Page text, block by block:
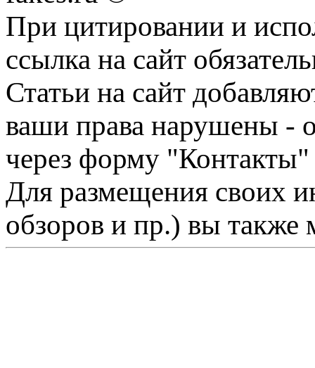
При цитировании и
ссылка на сайт
Статьи на сайт
ваши права нарушены -
через форму "Контакты"
Для размещения своих
обзоров и пр.) вы также